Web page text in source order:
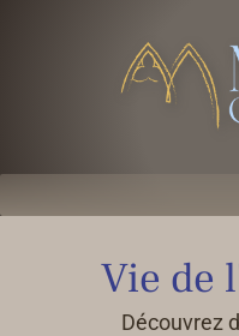
Vie de
Découvrez